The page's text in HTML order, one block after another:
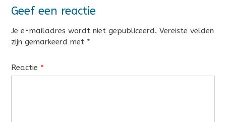
Geef een reactie
Je e-mailadres wordt niet gepubliceerd. Vereiste velden
zijn gemarkeerd met *
Reactie *